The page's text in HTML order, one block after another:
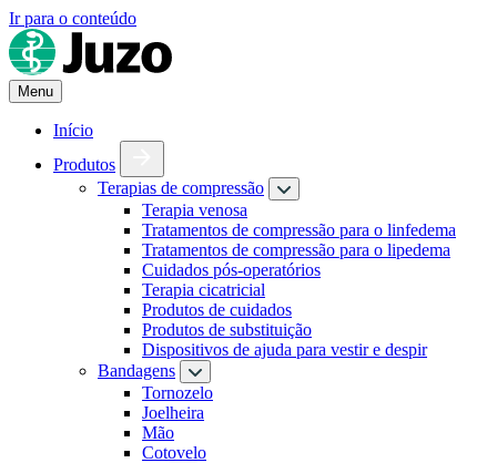
Ir para o conteúdo
Menu
Início
Produtos
Terapias de compressão
Terapia venosa
Tratamentos de compressão para o linfedema
Tratamentos de compressão para o lipedema
Cuidados pós-operatórios
Terapia cicatricial
Produtos de cuidados
Produtos de substituição
Dispositivos de ajuda para vestir e despir
Bandagens
Tornozelo
Joelheira
Mão
Cotovelo